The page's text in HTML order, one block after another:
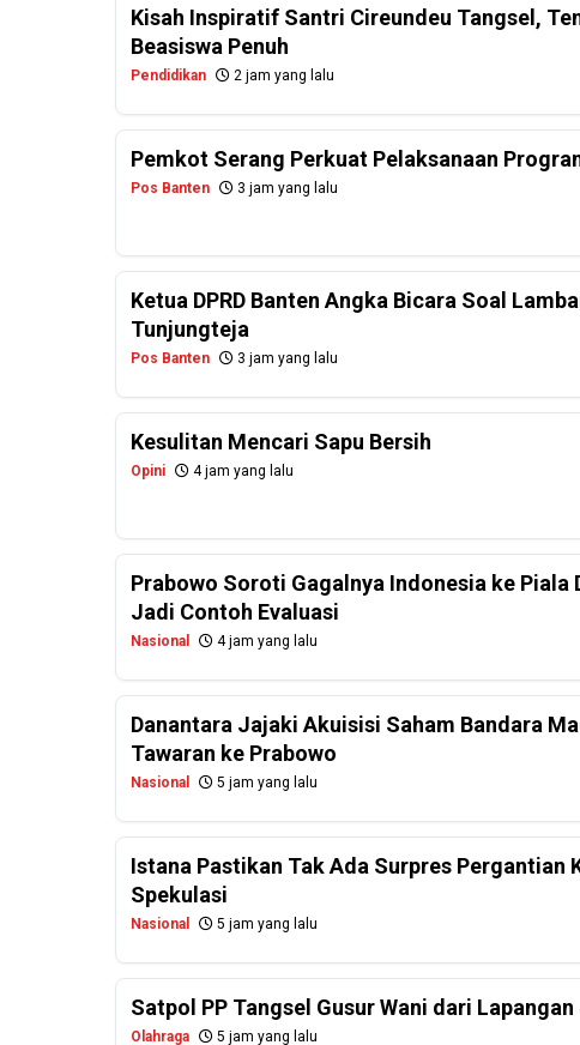
Kisah Inspiratif Santri Cireundeu Tangsel,
Beasiswa Penuh
Pendidikan 2 jam yang lalu
Pemkot Serang Perkuat Pelaksanaan
Pos Banten 3 jam yang lalu
Ketua DPRD Banten Angka Bicara Soal
Tunjungteja
Pos Banten 3 jam yang lalu
Kesulitan Mencari Sapu Bersih
Opini 4 jam yang lalu
Prabowo Soroti Gagalnya Indonesia ke Piala
Jadi Contoh Evaluasi
Nasional 4 jam yang lalu
Danantara Jajaki Akuisisi Saham Bandara
Tawaran ke Prabowo
Nasional 5 jam yang lalu
Istana Pastikan Tak Ada Surpres Pergantian
Spekulasi
Nasional 5 jam yang lalu
Satpol PP Tangsel Gusur Wani dari
Olahraga 5 jam yang lalu